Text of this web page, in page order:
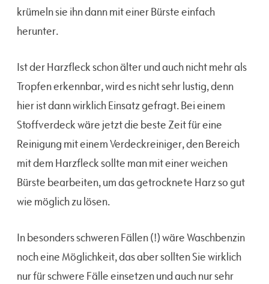
krümeln sie ihn dann mit einer Bürste einfach
herunter.
Ist der Harzfleck schon älter und auch nicht mehr als
Tropfen erkennbar, wird es nicht sehr lustig, denn
hier ist dann wirklich Einsatz gefragt. Bei einem
Stoffverdeck wäre jetzt die beste Zeit für eine
Reinigung mit einem Verdeckreiniger, den Bereich
mit dem Harzfleck sollte man mit einer weichen
Bürste bearbeiten, um das getrocknete Harz so gut
wie möglich zu lösen.
In besonders schweren Fällen (!) wäre Waschbenzin
noch eine Möglichkeit, das aber sollten Sie wirklich
nur für schwere Fälle einsetzen und auch nur sehr